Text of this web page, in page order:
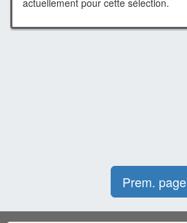
actuellement pour cette sélection.
Prem. page